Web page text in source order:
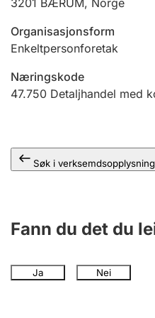
Ektepaktrettleiaren
Andre tema
3201 BÆRUM, Norge
Organisasjonsform
Enkeltpersonforetak
Næringskode
47.750 Detaljhandel med
Søk i
Fann du det du
Ja Nei